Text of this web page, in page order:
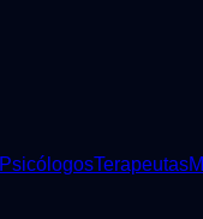
PsicólogosTerapeutas